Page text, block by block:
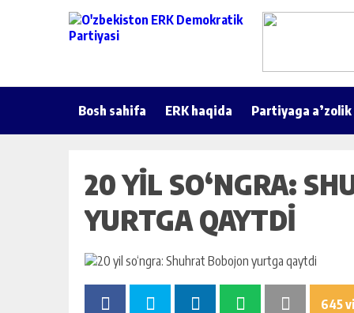
Bosh sahifa ERK haqida Partiyaga a’zolik
20 YIL SO‘NGRA:
YURTGA QAYTDI
645